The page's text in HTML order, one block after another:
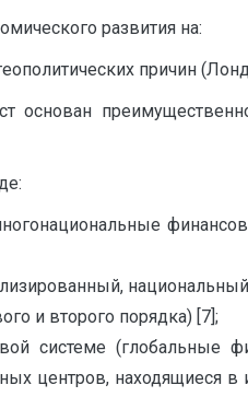
развития на:
причин
основан
и второго порядка) [7];
системе (глобальные
находящиеся в